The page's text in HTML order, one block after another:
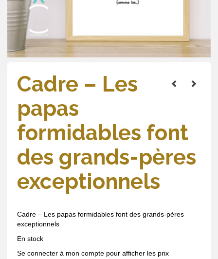
Cadre – Les
papas
formidables font
des grands-pères
exceptionnels
Cadre – Les papas formidables font des grands-pères
exceptionnels
En stock
Se connecter à mon compte pour afficher les prix